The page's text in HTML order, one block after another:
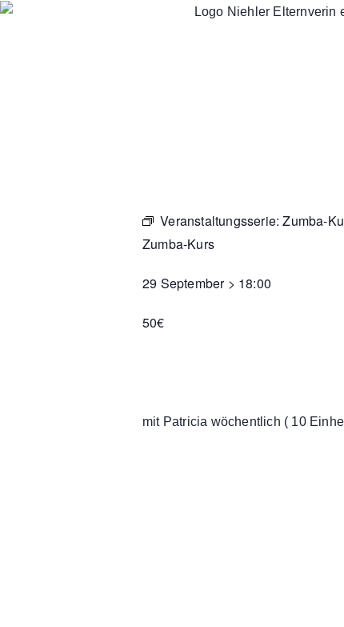
Veranstaltungsserie:Zumba-
Zumba-Kurs
29 September > 18:00
50€
mit Patricia wöchentlich ( 10